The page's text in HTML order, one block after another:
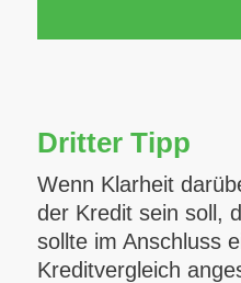
Dritter Tipp
Wenn Klarheit
der Kredit sein soll,
sollte im Anschluss
Kreditvergleich